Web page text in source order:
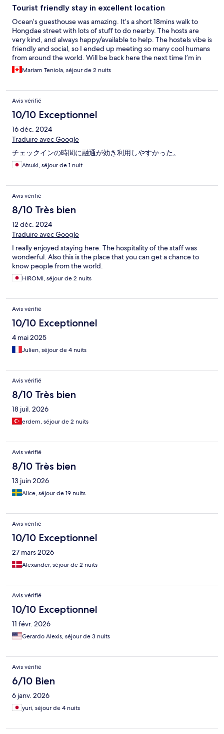
Tourist friendly stay in excellent location
Ocean’s guesthouse was amazing. It’s a short 18mins walk to
Hongdae street with lots of stuff to do nearby. The hosts are
very kind, and always happy/available to help. The hostels vibe is
friendly and social, so I ended up meeting so many cool humans
from around the world. Will be back here the next time I’m in
Seoul!Mariam Teniola, séjour de 2 nuits
Avis vérifié
10/10 Exceptionnel
16 déc. 2024
Traduire avec Google
チェックインの時間に融通が効き利用しやすかった。
Atsuki, séjour de 1 nuit
Avis vérifié
8/10 Très bien
12 déc. 2024
Traduire avec Google
I really enjoyed staying here. The hospitality of the staff was
wonderful. Also this is the place that you can get a chance to
know people from the world.
HIROMI, séjour de 2 nuits
Avis vérifié
10/10 Exceptionnel
4 mai 2025
Julien, séjour de 4 nuits
Avis vérifié
8/10 Très bien
18 juil. 2026
erdem, séjour de 2 nuits
Avis vérifié
8/10 Très bien
13 juin 2026
Alice, séjour de 19 nuits
Avis vérifié
10/10 Exceptionnel
27 mars 2026
Alexander, séjour de 2 nuits
Avis vérifié
10/10 Exceptionnel
11 févr. 2026
Gerardo Alexis, séjour de 3 nuits
Avis vérifié
6/10 Bien
6 janv. 2026
yuri, séjour de 4 nuits